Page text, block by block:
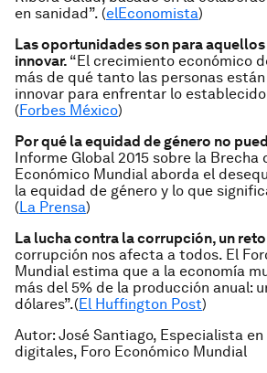
en sanidad”. (elEconomista)
Las oportunidades son para aquellos
innovar. “El crecimiento económico
más de qué tanto las personas
innovar para enfrentar lo establecido
(Forbes México)
Por qué la equidad de género no
Informe Global 2015 sobre la Brecha
Económico Mundial aborda el
la equidad de género y lo que
(La Prensa)
La lucha contra la corrupción, un
corrupción nos afecta a todos. El
Mundial estima que a la economía
más del 5% de la producción anual:
dólares”.(El Huffington Post)
Autor: José Santiago, Especialista
digitales, Foro Económico Mundial